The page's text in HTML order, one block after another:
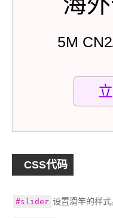
5M
CSS代码
#slider 设置滑竿的样式